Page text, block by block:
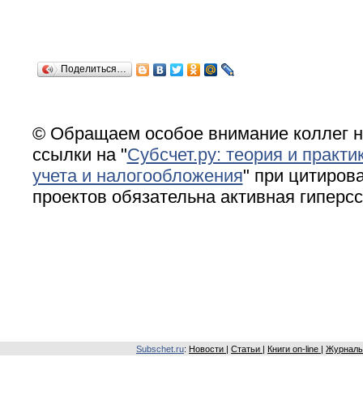
Поделиться…
© Обращаем особое внимание коллег
ссылки на "Субсчет.ру: теория и
учета и налогообложения" при
проектов обязательна активная
Subschet.ru: Новости Статьи Книги on-line